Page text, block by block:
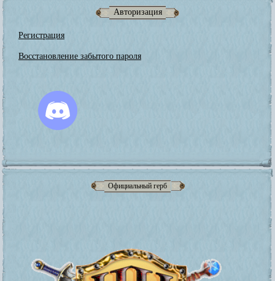
Авторизация
Регистрация
Восстановление забытого пароля
Официальный герб